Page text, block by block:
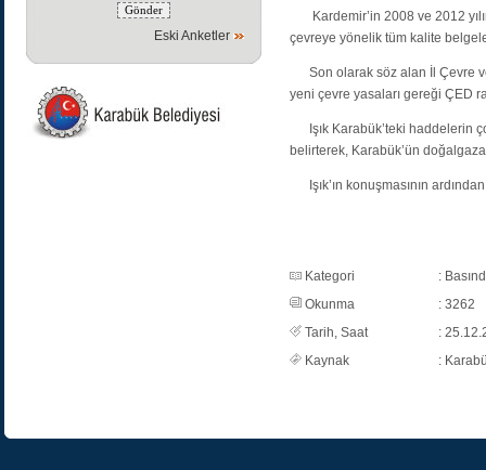
Eski Anketler
Kardemir’in 2008 ve 2012
çevreye yönelik tüm kalite
Son olarak söz alan İl Çevre
yeni çevre yasaları gereği ÇED
Işık Karabük’teki haddelerin
belirterek, Karabük’ün
Işık’ın konuşmasının
Kategori
:
Okunma
: 3262
Tarih, Saat
:
Kaynak
: